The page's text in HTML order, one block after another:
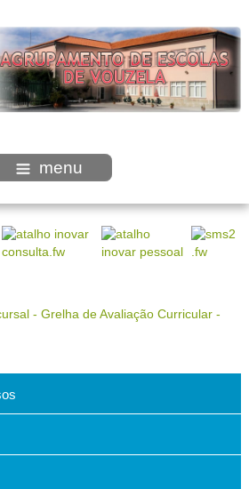
menu
- Grelha de Avaliação Curricular -